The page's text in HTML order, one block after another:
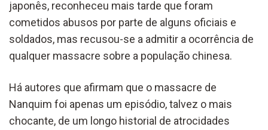
japonês, reconheceu mais tarde que foram
cometidos abusos por parte de alguns oficiais e
soldados, mas recusou-se a admitir a ocorrência de
qualquer massacre sobre a população chinesa.
Há autores que afirmam que o massacre de
Nanquim foi apenas um episódio, talvez o mais
chocante, de um longo historial de atrocidades